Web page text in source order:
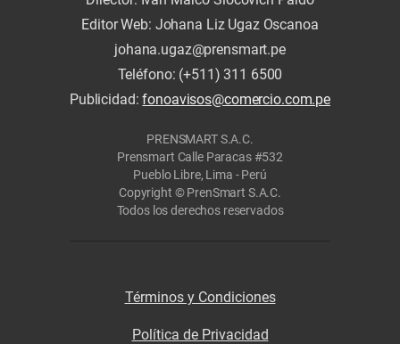
Editor Web: Johana Liz Ugaz Oscanoa
johana.ugaz@prensmart.pe
Teléfono: (+511) 311 6500
Publicidad:fonoavisos@comercio.com.pe
PRENSMART S.A.C.
Prensmart Calle Paracas #532
Pueblo Libre, Lima - Perú
Copyright © PrenSmart S.A.C.
Todos los derechos reservados
Términos y Condiciones
Política de Privacidad